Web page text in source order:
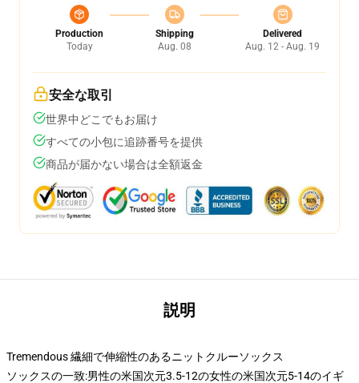
Production
Today
Shipping
Aug. 08
Delivered
Aug. 12 - Aug. 19
安全な取引
世界中どこでもお届け
すべての小包に追跡番号を提供
商品が届かない場合は全額返金
説明
Tremendous 繊細で伸縮性のあるニットクルーソックス
ソックスの一致:男性の米国次元3.5-12の女性の米国次元5-14のイギ